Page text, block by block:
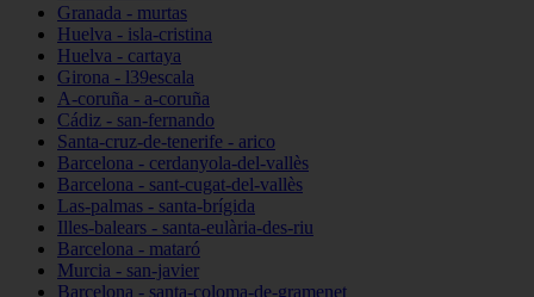
Granada - murtas
Huelva - isla-cristina
Huelva - cartaya
Girona - l39escala
A-coruña - a-coruña
Cádiz - san-fernando
Santa-cruz-de-tenerife - arico
Barcelona - cerdanyola-del-vallès
Barcelona - sant-cugat-del-vallès
Las-palmas - santa-brígida
Illes-balears - santa-eulària-des-riu
Barcelona - mataró
Murcia - san-javier
Barcelona - santa-coloma-de-gramenet